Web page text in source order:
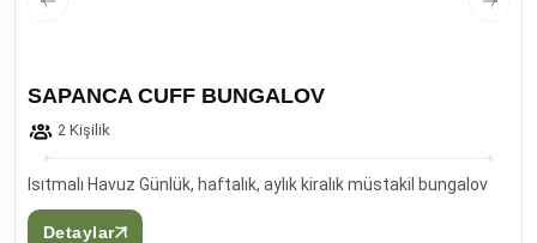
SAPANCA CUFF BUNGALOV
2 Kişilik
Isıtmalı Havuz Günlük, haftalık, aylık kiralık müstakil bungalov
Detaylar